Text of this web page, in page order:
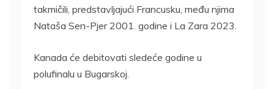
takmičili, predstavljajući Francusku, među njima
Nataša Sen-Pjer 2001. godine i La Zara 2023.
Kanada će debitovati sledeće godine u
polufinalu u Bugarskoj.